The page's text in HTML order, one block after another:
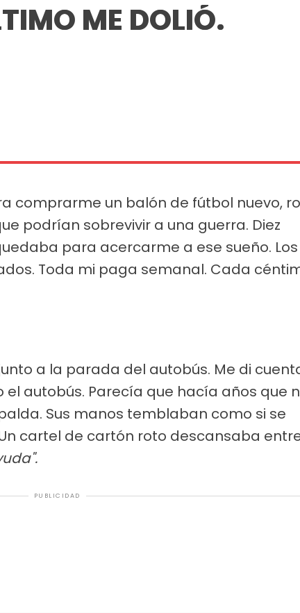
ME DOLIÓ.
comprarme un balón de fútbol nuevo,
podrían sobrevivir a una guerra. Diez
para acercarme a ese sueño. Los
Toda mi paga semanal. Cada
a la parada del autobús. Me di
autobús. Parecía que hacía años que
Sus manos temblaban como si se
cartel de cartón roto descansaba
PUBLICIDAD